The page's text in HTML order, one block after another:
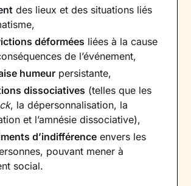
des lieux et des situations liés
déformées liées à la cause
de l’événement,
humeur persistante,
dissociatives (telles que les
, la dépersonnalisation, la
et l’amnésie dissociative),
d’indifférence envers les
pouvant mener à
social.